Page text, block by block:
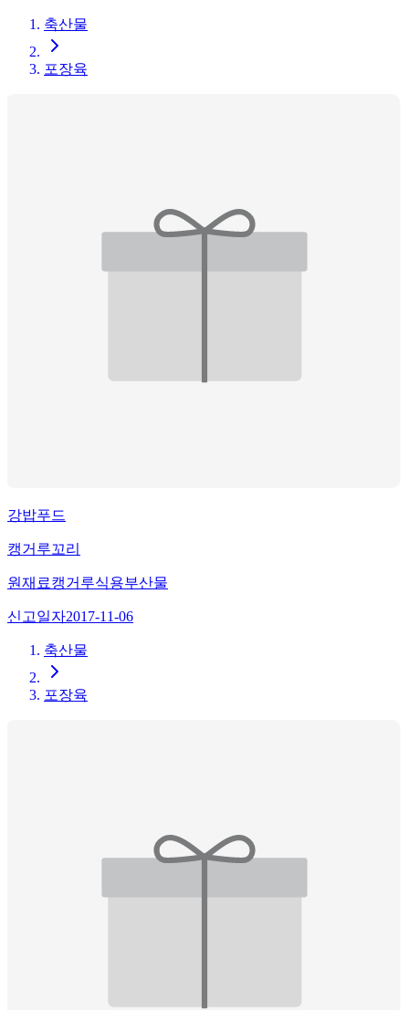
축산물
포장육
강밥푸드
캥거루꼬리
원재료캥거루식용부산물
신고일자2017-11-06
축산물
포장육